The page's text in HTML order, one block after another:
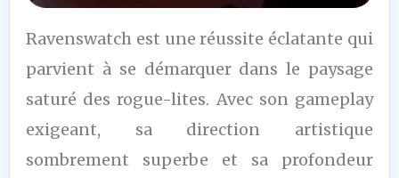
8,5
/10
Ravenswatch est une réussite éclatante qui
parvient à se démarquer dans le paysage
saturé des rogue-lites. Avec son gameplay
exigeant, sa direction artistique
sombrement superbe et sa profondeur